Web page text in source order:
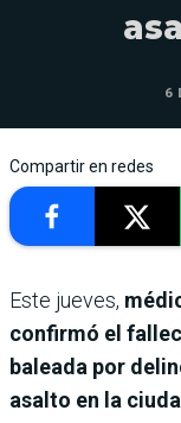
6
Compartir en redes
Este jueves,
confirmó el
baleada por
asalto en la